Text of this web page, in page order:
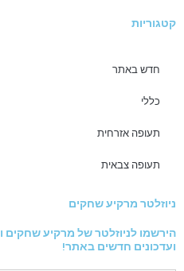
קטגוריות
חדש באתר
כללי
תעופה אזרחית
תעופה צבאית
ניוזלטר מרקיע שחקים
הירשמו לניוזלטר של מרקיע
ועדכונים חדשים באתר!